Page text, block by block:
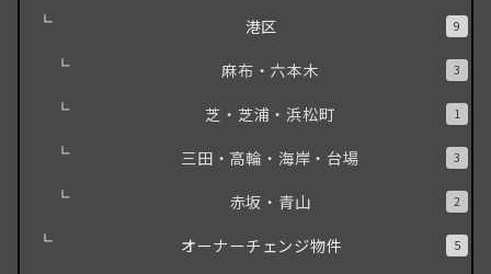
港区 9
麻布・六本木 3
芝・芝浦・浜松町 1
三田・高輪・海岸・台場 3
赤坂・青山 2
オーナーチェンジ物件 5